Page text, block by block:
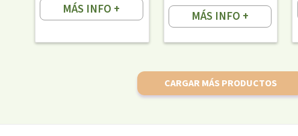
MÁS INFO + MÁS INFO +
CARGAR MÁS PRODUCTOS